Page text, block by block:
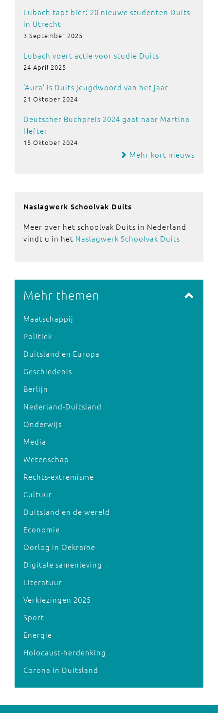
Lubach tapt bier: 20 nieuwe studenten Duits
in Utrecht
3 September 2025
Lubach voert actie voor studie Duits
24 April 2025
‘Aura’ is Duits jeugdwoord van het jaar
21 Oktober 2024
Deutscher Buchpreis 2024 gaat naar Martina
Hefter
15 Oktober 2024
Mehr kort nieuws
Naslagwerk Schoolvak Duits
Meer over het schoolvak Duits in Nederland
vindt u in het Naslagwerk Schoolvak Duits
Mehr themen
Maatschappij
Politiek
Duitsland en Europa
Geschiedenis
Berlijn
Nederland-Duitsland
Onderwijs
Media
Wetenschap
Rechts-extremisme
Cultuur
Duitsland en de wereld
Economie
Oorlog in Oekraïne
Digitale samenleving
Literatuur
Verkiezingen 2025
Sport
Energie
Holocaust-herdenking
Corona in Duitsland